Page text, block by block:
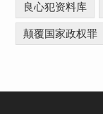
良心犯资料库
颠覆国家政权罪